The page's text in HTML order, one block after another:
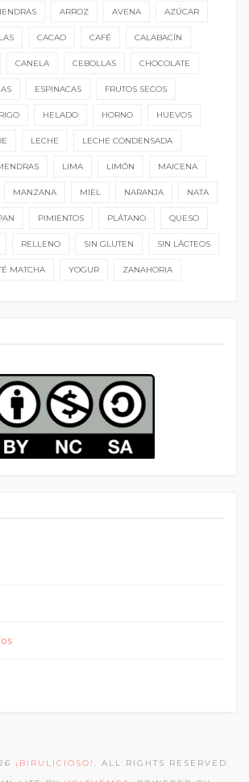
ARROZ AVENA AZÚCAR
CACAO CAFÉ CALABACÍN
CANELA CEBOLLAS CHOCOLATE
ESPINACAS FRUTOS SECOS
HELADO HORNO HUEVOS
LECHE LECHE CONDENSADA
LIMA LIMÓN MAICENA
MANZANA MIEL NARANJA NATA
PIMIENTOS PLÁTANO QUESO
RELLENO SIN GLUTEN SIN LÁCTEOS
MATCHA YOGUR ZANAHORIA
¡BIRULICIOSO! . ALL RIGHTS RESERVED.